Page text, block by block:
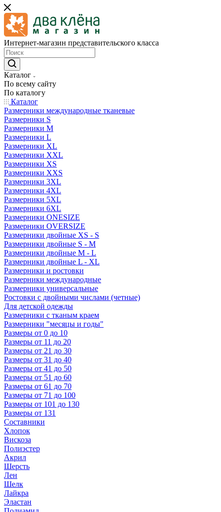
Интернет-магазин представительского класса
Каталог
По всему сайту
По каталогу
Каталог
Размерники международные тканевые
Размерники S
Размерники M
Размерники L
Размерники XL
Размерники XXL
Размерники XS
Размерники XXS
Размерники 3XL
Размерники 4XL
Размерники 5XL
Размерники 6XL
Размерники ONESIZE
Размерники OVERSIZE
Размерники двойные XS - S
Размерники двойные S - M
Размерники двойные M - L
Размерники двойные L - XL
Размерники и ростовки
Размерники международные
Размерники универсальные
Ростовки с двойными числами (четные)
Для детской одежды
Размерники с тканым краем
Размерники "месяцы и годы"
Размеры от 0 до 10
Размеры от 11 до 20
Размеры от 21 до 30
Размеры от 31 до 40
Размеры от 41 до 50
Размеры от 51 до 60
Размеры от 61 до 70
Размеры от 71 до 100
Размеры от 101 до 130
Размеры от 131
Составники
Хлопок
Вискоза
Полиэстер
Акрил
Шерсть
Лен
Шелк
Лайкра
Эластан